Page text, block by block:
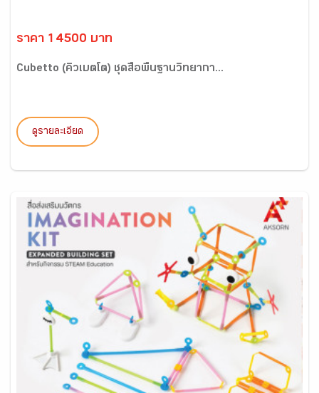
ราคา 14500 บาท
Cubetto (คิวเบตโต) ชุดสื่อพื้นฐานวิทยากา...
ดูรายละเอียด